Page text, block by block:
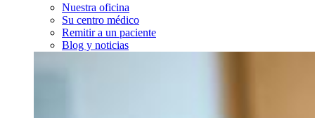
Nuestra oficina
Su centro médico
Remitir a un paciente
Blog y noticias